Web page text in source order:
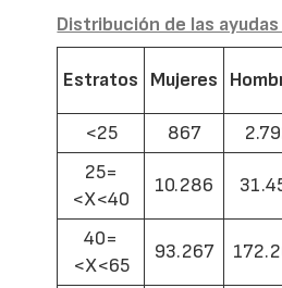
Distribución de las
Estratos Mujeres
<25
867
25=
<X<40
10.286
40=
<X<65
93.267